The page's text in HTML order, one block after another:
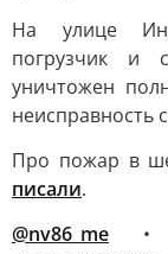
На улице
погрузчик и
уничтожен
неисправность
Про пожар в
писали.
@nv86_me